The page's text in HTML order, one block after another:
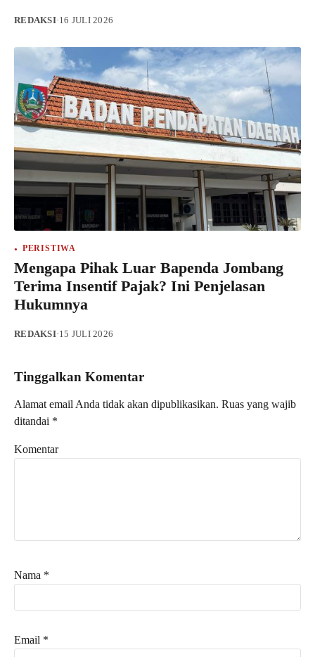
REDAKSI·16 JULI 2026
PERISTIWA
Mengapa Pihak Luar Bapenda Jombang
Terima Insentif Pajak? Ini Penjelasan
Hukumnya
REDAKSI·15 JULI 2026
Tinggalkan Komentar
Alamat email Anda tidak akan dipublikasikan. Ruas yang wajib
ditandai *
Komentar
Nama *
Email *